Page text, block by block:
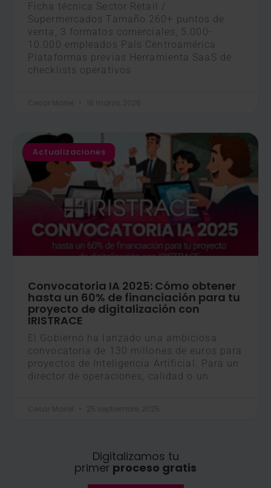
Ficha técnica Sector Retail /
Supermercados Tamaño 260+ puntos de
venta, 3 formatos comerciales, 5.000-
10.000 empleados País Centroamérica
Plataformas previas Herramienta SaaS de
checklists operativos
Actualizaciones
Convocatoria IA 2025: Cómo obtener
hasta un 60% de financiación para tu
proyecto de digitalización con
IRISTRACE
El Gobierno ha lanzado una ambiciosa
convocatoria de 130 millones de euros para
proyectos de Inteligencia Artificial. Para un
director de operaciones, calidad o un
Digitalizamos tu
primer proceso gratis